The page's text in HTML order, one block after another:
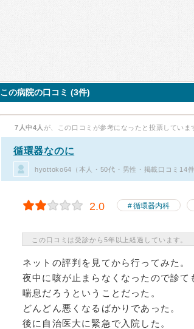
この病院の口コミ (3件)
7人中4人 が、この口コミが参考になったと投票していま
循環器なのに
hyottoko64（本人・50代・男性・掲載口コミ14件
2.0 循環器内科
この口コミは受診から5年以上経過しています。
ネットの評判を見てから行ってみた。
夜中に咳が止まらなくなったので診て
喘息だろうということだった。
どんどん悪くなるばかりであった。
後に自治医大に緊急で入院した。